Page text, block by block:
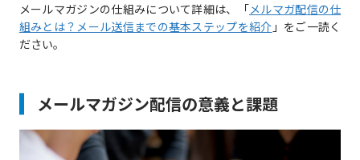
メールマガジンの仕組みについて詳細は、「メルマガ配信の仕
組みとは？メール送信までの基本ステップを紹介 」をご一読く
ださい。
メールマガジン配信の意義と課題